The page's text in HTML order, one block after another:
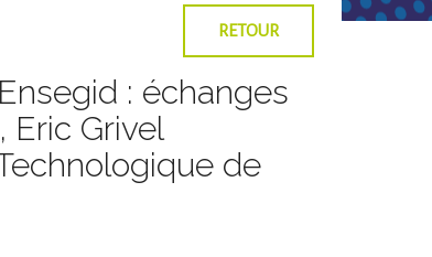
RETOUR
: échanges
Grivel
de